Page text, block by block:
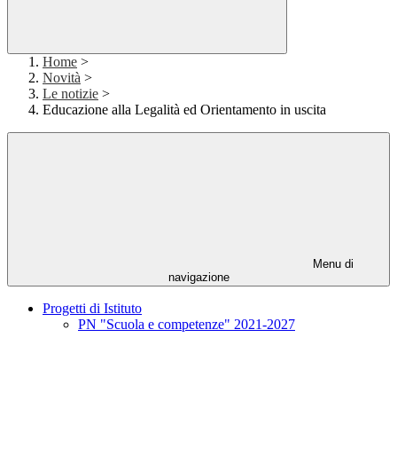
Home >
Novità >
Le notizie >
Educazione alla Legalità ed Orientamento in uscita
Menu di
navigazione
Progetti di Istituto
PN "Scuola e competenze" 2021-2027